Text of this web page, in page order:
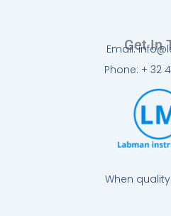
When
Get In
Email:
Phone: + 32